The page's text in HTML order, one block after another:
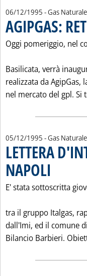
06/12/1995 - Gas
AGIPGAS:
Oggi pomeriggio, nel
Basilicata, verrà
realizzata da AgipGas,
nel mercato del gpl. Si
05/12/1995 - Gas
LETTERA
NAPOLI
E' stata sottoscritta
tra il gruppo Italgas,
dall'Imi, ed il comune
Bilancio Barbieri.